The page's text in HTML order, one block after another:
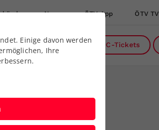
News ÖTV App ÖTV TV
uns DC-Tickets
Einige davon werden
Ihre